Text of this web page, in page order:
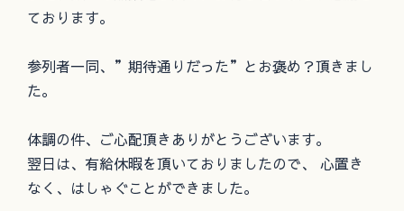
ております。
参列者一同、”期待通りだった”とお褒め？頂きまし
た。
体調の件、ご心配頂きありがとうございます。
翌日は、有給休暇を頂いておりましたので、 心置き
なく、はしゃぐことができました。